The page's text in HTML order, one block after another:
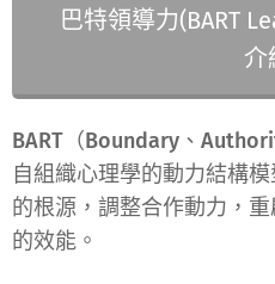
巴特領導力(BART
介
BART（Boundary、
自組織心理學的動力結構
的根源，調整合作動力，
的效能。